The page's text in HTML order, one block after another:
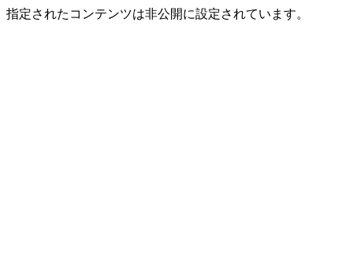
指定されたコンテンツは非公開に設定されています。